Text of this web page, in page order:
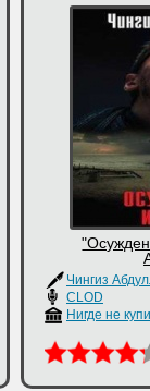
Чингиз
CLOD
Нигде не